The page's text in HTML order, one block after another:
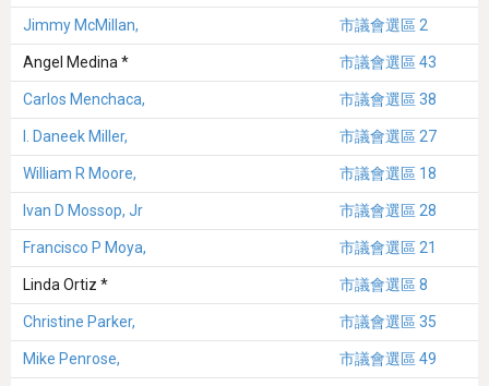
Jimmy McMillan, 市議會選區 2
Angel Medina * 市議會選區 43
Carlos Menchaca, 市議會選區 38
I. Daneek Miller, 市議會選區 27
William R Moore, 市議會選區 18
Ivan D Mossop, Jr 市議會選區 28
Francisco P Moya, 市議會選區 21
Linda Ortiz * 市議會選區 8
Christine Parker, 市議會選區 35
Mike Penrose, 市議會選區 49